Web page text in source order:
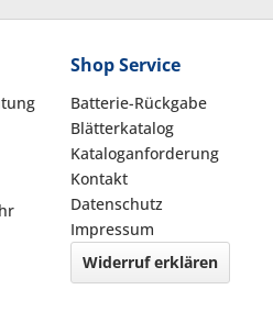
Shop Service
Batterie-Rückgabe
Blätterkatalog
Kataloganforderung
Kontakt
Datenschutz
Impressum
Widerruf erklären